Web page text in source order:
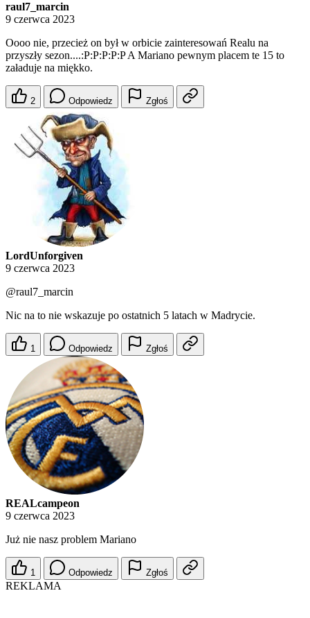
raul7_marcin
9 czerwca 2023
Oooo nie, przecież on był w orbicie zainteresowań Realu na
przyszły sezon....:P:P:P:P:P A Mariano pewnym placem te 15 to
załaduje na miękko.
2 Odpowiedz Zgłoś
LordUnforgiven
9 czerwca 2023
@raul7_marcin
Nic na to nie wskazuje po ostatnich 5 latach w Madrycie.
1 Odpowiedz Zgłoś
REALcampeon
9 czerwca 2023
Już nie nasz problem Mariano
1 Odpowiedz Zgłoś
REKLAMA